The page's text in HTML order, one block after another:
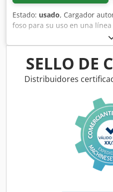
Estado: usado, Cargador
foso para su uso en una
motorizada de entrada de
doble de carga de paneles
desplazar los paneles
también se pueden
efectiva del panel 1300 mm
inserción de pilas de
control numérico automático
apoyo de las ventosas
Codpfx Asrzhfhjc Deha
SELLO DE
Distribuidores